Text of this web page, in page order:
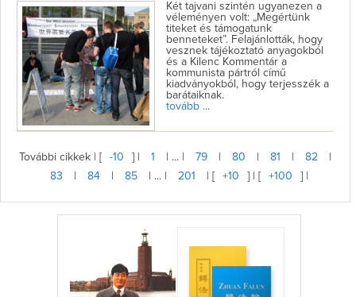
Két tajvani szintén ugyanezen a
véleményen volt: „Megértünk
titeket és támogatunk
benneteket”. Felajánlották, hogy
vesznek tájékoztató anyagokból
és a Kilenc Kommentár a
kommunista pártról című
kiadványokból, hogy terjesszék a
barátaiknak.
tovább ...
További cikkek | [ -10 1 | ... | 79 80 81 82
83
84 85 | ... | 201 +10 +100